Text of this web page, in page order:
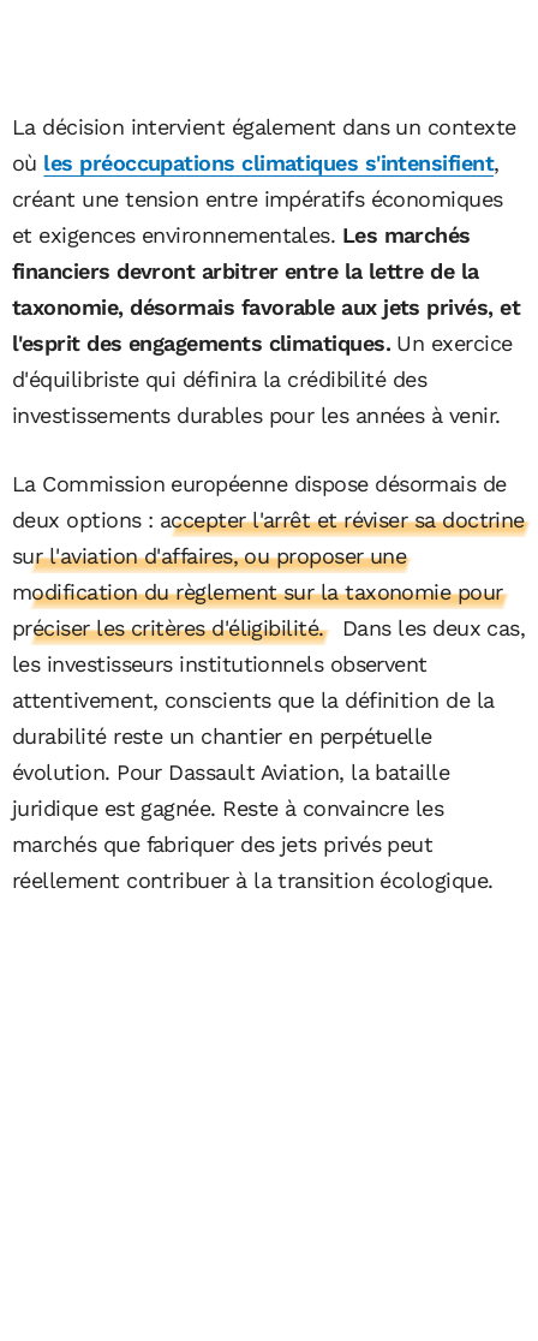
La décision intervient également dans un contexte
où les préoccupations climatiques s'intensifient,
créant une tension entre impératifs économiques
et exigences environnementales. Les marchés
financiers devront arbitrer entre la lettre de la
taxonomie, désormais favorable aux jets privés, et
l'esprit des engagements climatiques. Un exercice
d'équilibriste qui définira la crédibilité des
investissements durables pour les années à venir.
La Commission européenne dispose désormais de
deux options : accepter l'arrêt et réviser sa doctrine
sur l'aviation d'affaires, ou proposer une
modification du règlement sur la taxonomie pour
préciser les critères d'éligibilité.
Dans les deux cas,
les investisseurs institutionnels observent
attentivement, conscients que la définition de la
durabilité reste un chantier en perpétuelle
évolution. Pour Dassault Aviation, la bataille
juridique est gagnée. Reste à convaincre les
marchés que fabriquer des jets privés peut
réellement contribuer à la transition écologique.